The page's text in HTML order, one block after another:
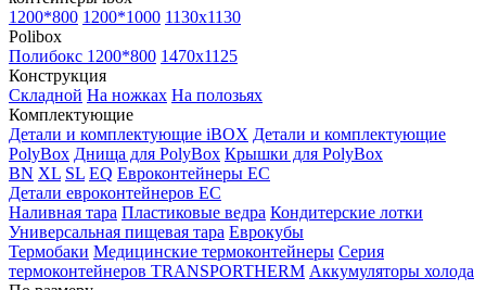
1200*800 1200*1000 1130x1130
Polibox
Полибокс 1200*800 1470х1125
Конструкция
Складной На ножках На полозьях
Комплектующие
Детали и комплектующие iBOX Детали и комплектующие
PolyBox Днища для PolyBox Крышки для PolyBox
BN XL SL EQ Евроконтейнеры EC
Детали евроконтейнеров EC
Наливная тара Пластиковые ведра Кондитерские лотки
Универсальная пищевая тара Еврокубы
Термобаки Медицинские термоконтейнеры Серия
термоконтейнеров TRANSPORTHERM Аккумуляторы холода